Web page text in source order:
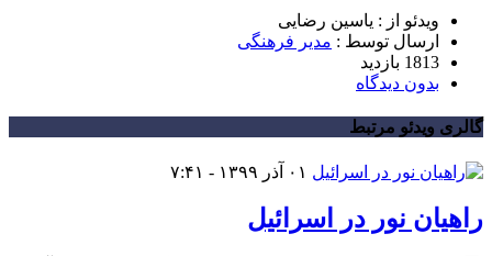
ویدئو از : یاسین رضایی
ارسال توسط : مدیر فرهنگی
1813 بازدید
بدون دیدگاه
گالری ویدئو مرتبط
۰۱ آذر ۱۳۹۹ - ۷:۴۱
راهیان نور در اسرائیل